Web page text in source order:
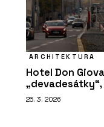
ARCHITEKTURA
Hotel Don
25. 3. 2026